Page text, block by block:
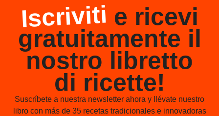
Iscriviti e ricevi
gratuitamente il
nostro libretto
di ricette!
Suscríbete a nuestra newsletter ahora y llévate nuestro
libro con más de 35 recetas tradicionales e innovadoras